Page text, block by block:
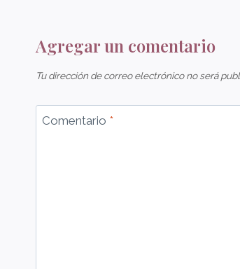
Agregar un comentario
Tu dirección de correo electrónico no será
Comentario *